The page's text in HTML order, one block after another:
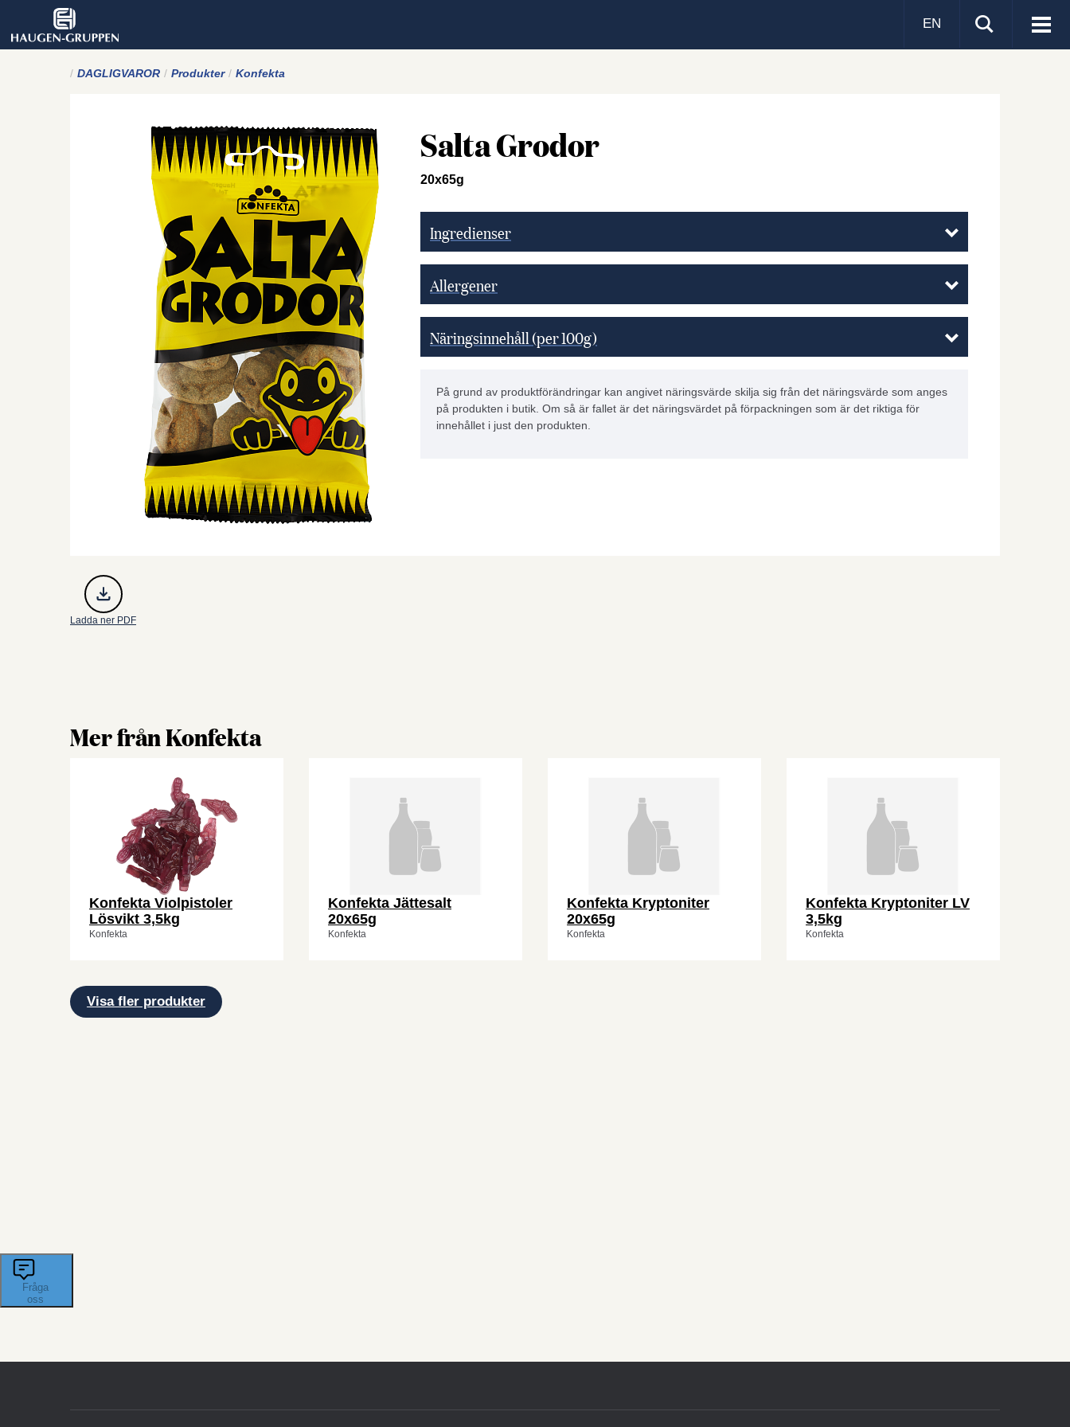
Visa
EN
DAGLIGVAROR Produkter Konfekta
Salta Grodor
20x65g
Ingredienser
Allergener
Näringsinnehåll (per 100g)
På grund av produktförändringar kan angivet näringsvärde skilja sig från det näringsvärde som anges
på produkten i butik. Om så är fallet är det näringsvärdet på förpackningen som är det riktiga för
innehållet i just den produkten.
Ladda ner PDF
Mer från Konfekta
Konfekta Violpistoler
Lösvikt 3,5kg
Konfekta
Konfekta Jättesalt
20x65g
Konfekta
Konfekta Kryptoniter
20x65g
Konfekta
Konfekta Kryptoniter LV
3,5kg
Konfekta
Visa fler produkter